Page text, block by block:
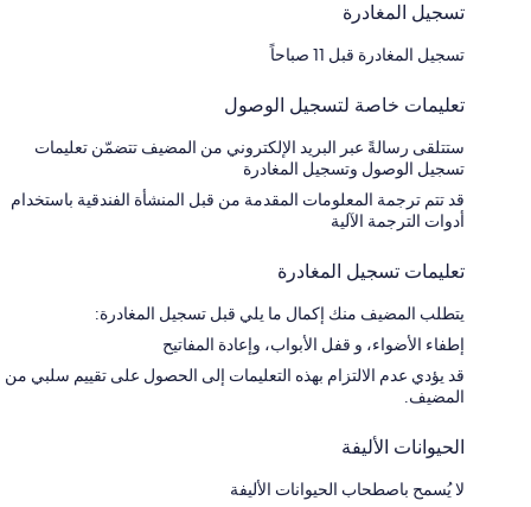
تسجيل المغادرة
تسجيل المغادرة قبل 11 صباحاً
تعليمات خاصة لتسجيل الوصول
ستتلقى رسالةً عبر البريد الإلكتروني من المضيف تتضمّن تعليمات
تسجيل الوصول وتسجيل المغادرة
قد تتم ترجمة المعلومات المقدمة من قبل المنشأة الفندقية باستخدام
أدوات الترجمة الآلية
تعليمات تسجيل المغادرة
يتطلب المضيف منك إكمال ما يلي قبل تسجيل المغادرة:
إطفاء الأضواء، و قفل الأبواب، وإعادة المفاتيح
قد يؤدي عدم الالتزام بهذه التعليمات إلى الحصول على تقييم سلبي من
المضيف.
الحيوانات الأليفة
لا يُسمح باصطحاب الحيوانات الأليفة